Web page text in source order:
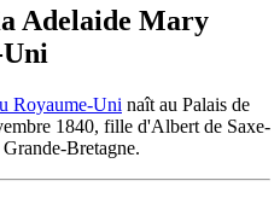
Adelaide Mary
Royaume-Uni naît au Palais de
1840, fille d'Albert de Saxe-
Bretagne.